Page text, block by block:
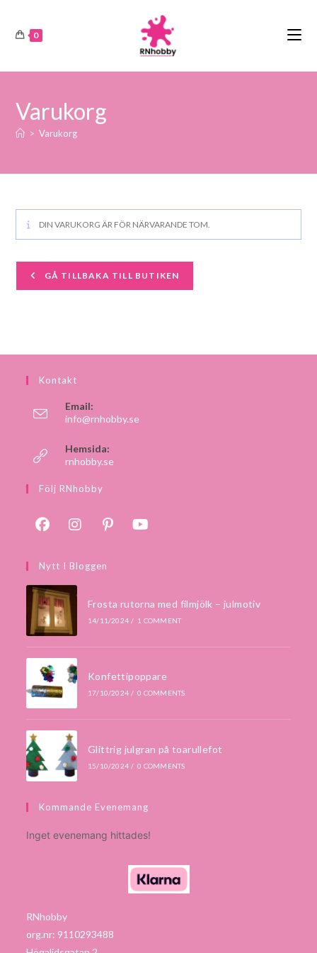
0
Varukorg
> Varukorg
DIN VARUKORG ÄR FÖR NÄRVARANDE TOM.
GÅ TILLBAKA TILL BUTIKEN
Kontakt
Email:
info@rnhobby.se
Hemsida:
rnhobby.se
Följ RNhobby
Nytt I Bloggen
Frosta rutorna med filmjölk – julmotiv
14/11/2024 / 1 COMMENT
Konfettipoppare
17/10/2024 / 0 COMMENTS
Glittrig julgran på toarullefot
15/10/2024 / 0 COMMENTS
Kommande Evenemang
Inget evenemang hittades!
RNhobby
org.nr: 9110293488